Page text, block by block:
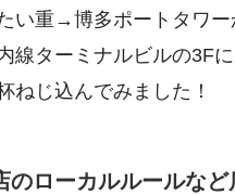
い重→博多ポートタワ
線ターミナルビルの3F
ねじ込んでみました！
のローカルルールなど